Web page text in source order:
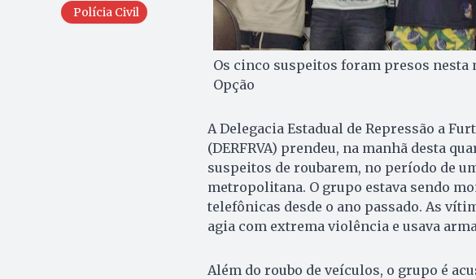
Polícia Civil
Os cinco suspeitos foram presos nesta
Opção
A Delegacia Estadual de Repressão a
(DERFRVA) prendeu, na manhã desta
suspeitos de roubarem, no período de
metropolitana. O grupo estava sendo
telefônicas desde o ano passado. As
agia com extrema violência e usava
Além do roubo de veículos, o grupo é